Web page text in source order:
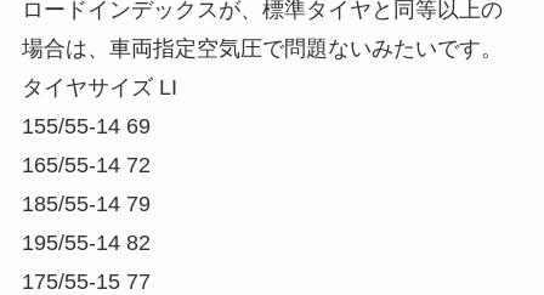
ロードインデックスが、標準タイヤと同等以上の
場合は、車両指定空気圧で問題ないみたいです。
タイヤサイズ LI
155/55-14 69
165/55-14 72
185/55-14 79
195/55-14 82
175/55-15 77